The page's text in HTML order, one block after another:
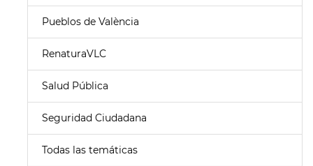
Pueblos de València
RenaturaVLC
Salud Pública
Seguridad Ciudadana
Todas las temáticas